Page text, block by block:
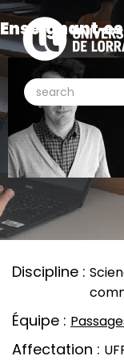
Aller
au
contenu
principal
Search
search
Discipline
Équipe
Affectation